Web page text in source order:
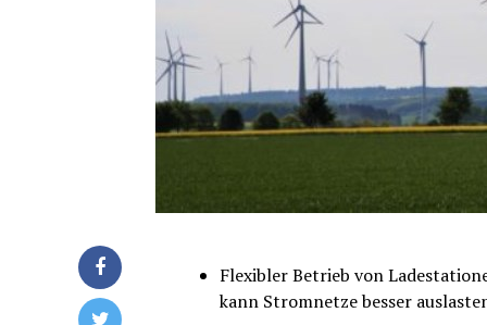
Fle­xi­bler Betrieb von
kann Strom­net­ze bes­ser